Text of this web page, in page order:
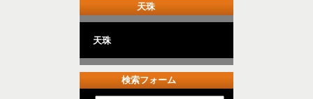
天珠
天珠
検索フォーム